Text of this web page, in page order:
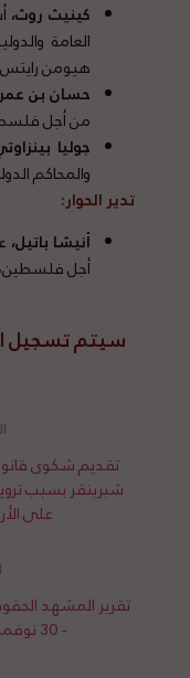
كينيث روث،
العامة
هيومن
حسان بن
من أجل
جوليا
والمحاكم
تدير الحوار:
أنيشا باتيل،
أجل فلسطين،
سيتم تسجيل
تقديم شكوى
على
- 30 نوفمبر/تشرين الثاني 2024